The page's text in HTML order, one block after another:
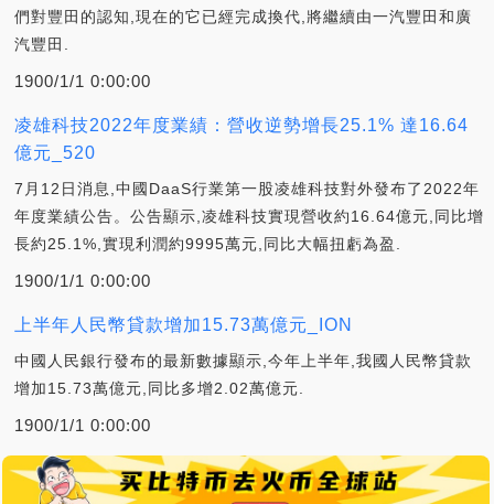
們對豐田的認知,現在的它已經完成換代,將繼續由一汽豐田和廣
汽豐田.
1900/1/1 0:00:00
凌雄科技2022年度業績：營收逆勢增長25.1% 達16.64
億元_520
7月12日消息,中國DaaS行業第一股凌雄科技對外發布了2022年
年度業績公告。公告顯示,凌雄科技實現營收約16.64億元,同比增
長約25.1%,實現利潤約9995萬元,同比大幅扭虧為盈.
1900/1/1 0:00:00
上半年人民幣貸款增加15.73萬億元_ION
中國人民銀行發布的最新數據顯示,今年上半年,我國人民幣貸款
增加15.73萬億元,同比多增2.02萬億元.
1900/1/1 0:00:00